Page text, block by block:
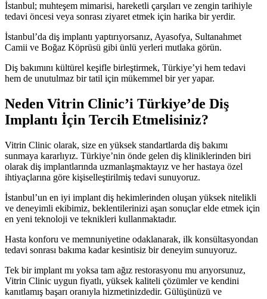
İstanbul; muhteşem mimarisi, hareketli çarşıları ve zengin tarihiyle
tedavi öncesi veya sonrası ziyaret etmek için harika bir yerdir.
İstanbul’da diş implantı yaptırıyorsanız, Ayasofya, Sultanahmet
Camii ve Boğaz Köprüsü gibi ünlü yerleri mutlaka görün.
Diş bakımını kültürel keşifle birleştirmek, Türkiye’yi hem tedavi
hem de unutulmaz bir tatil için mükemmel bir yer yapar.
Neden Vitrin Clinic’i Türkiye’de Diş
Implantı İçin Tercih Etmelisiniz?
Vitrin Clinic olarak, size en yüksek standartlarda diş bakımı
sunmaya kararlıyız. Türkiye’nin önde gelen diş kliniklerinden biri
olarak diş implantlarında uzmanlaşmaktayız ve her hastaya özel
ihtiyaçlarına göre kişiselleştirilmiş tedavi sunuyoruz.
İstanbul’un en iyi implant diş hekimlerinden oluşan yüksek nitelikli
ve deneyimli ekibimiz, beklentilerinizi aşan sonuçlar elde etmek için
en yeni teknoloji ve teknikleri kullanmaktadır.
Hasta konforu ve memnuniyetine odaklanarak, ilk konsültasyondan
tedavi sonrası bakıma kadar kesintisiz bir deneyim sunuyoruz.
Tek bir implant mı yoksa tam ağız restorasyonu mu arıyorsunuz,
Vitrin Clinic uygun fiyatlı, yüksek kaliteli çözümler ve kendini
kanıtlamış başarı oranıyla hizmetinizdedir. Gülüşünüzü ve